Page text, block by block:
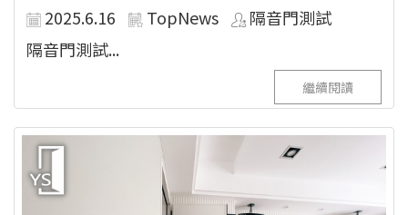
2025.6.16 TopNews
隔音門測試
隔音門測試...
繼續閱讀